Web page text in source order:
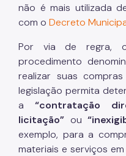
não é mais utilizada
com o Decreto
Por via de regra,
procedimento
realizar suas
legislação permita
a“contratação
licitação” ou
exemplo, para a
materiais e serviços